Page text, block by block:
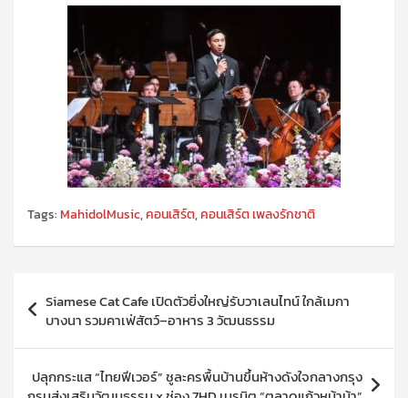
Tags:MahidolMusic,คอนเสิร์ต,คอนเสิร์ต เพลงรักชาติ
เรื่องSiamese Cat Cafe เปิดตัวยิ่งใหญ่รับวาเลนไทน์ ใกล้เมกา
บางนา รวมคาเฟ่สัตว์–อาหาร 3 วัฒนธรรม
ปลุกกระแส “ไทยฟีเวอร์” ชูละครพื้นบ้านขึ้นห้างดังใจกลางกรุง